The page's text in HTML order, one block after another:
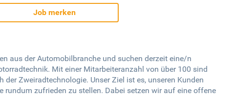
Job merken
aus der Automobilbranche und suchen derzeit eine/n
Mit einer Mitarbeiteranzahl von über 100 sind
der Zweiradtechnologie. Unser Ziel ist es, unseren Kunden
rundum zufrieden zu stellen. Dabei setzen wir auf eine offene